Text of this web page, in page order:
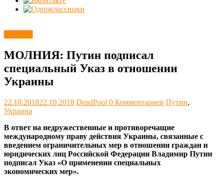
МОЛНИЯ: Путин подписал
специальный Указ в отношении
Украины
22.10.201822.10.2018 DeadPool 0 Комментариев Путин,
Украина
В ответ на недружественные и противоречащие
международному праву действия Украины, связанные с
введением ограничительных мер в отношении граждан и
юридических лиц Российской Федерации Владимир Путин
подписал Указ «О применении специальных
экономических мер».